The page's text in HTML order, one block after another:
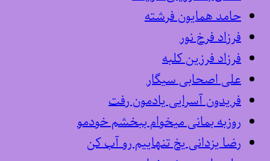
حامد همایون فرشته
فرزاد فرخ نور
فرزاد فرزین کلبه
علی اصحابی سیگار
فریدون آسرایی یادمون رفت
روزبه بمانی میخوام ببخشم خودمو
رضا یزدانی یخ تنهاییم رو آب کن